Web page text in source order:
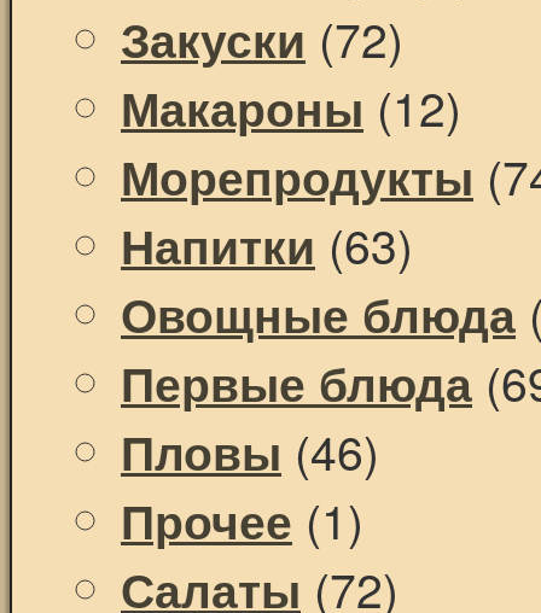
Закуски (72)
Макароны (12)
Морепродукты
Напитки (63)
Овощные блюда
Первые блюда
Пловы (46)
Прочее (1)
Салаты (72)